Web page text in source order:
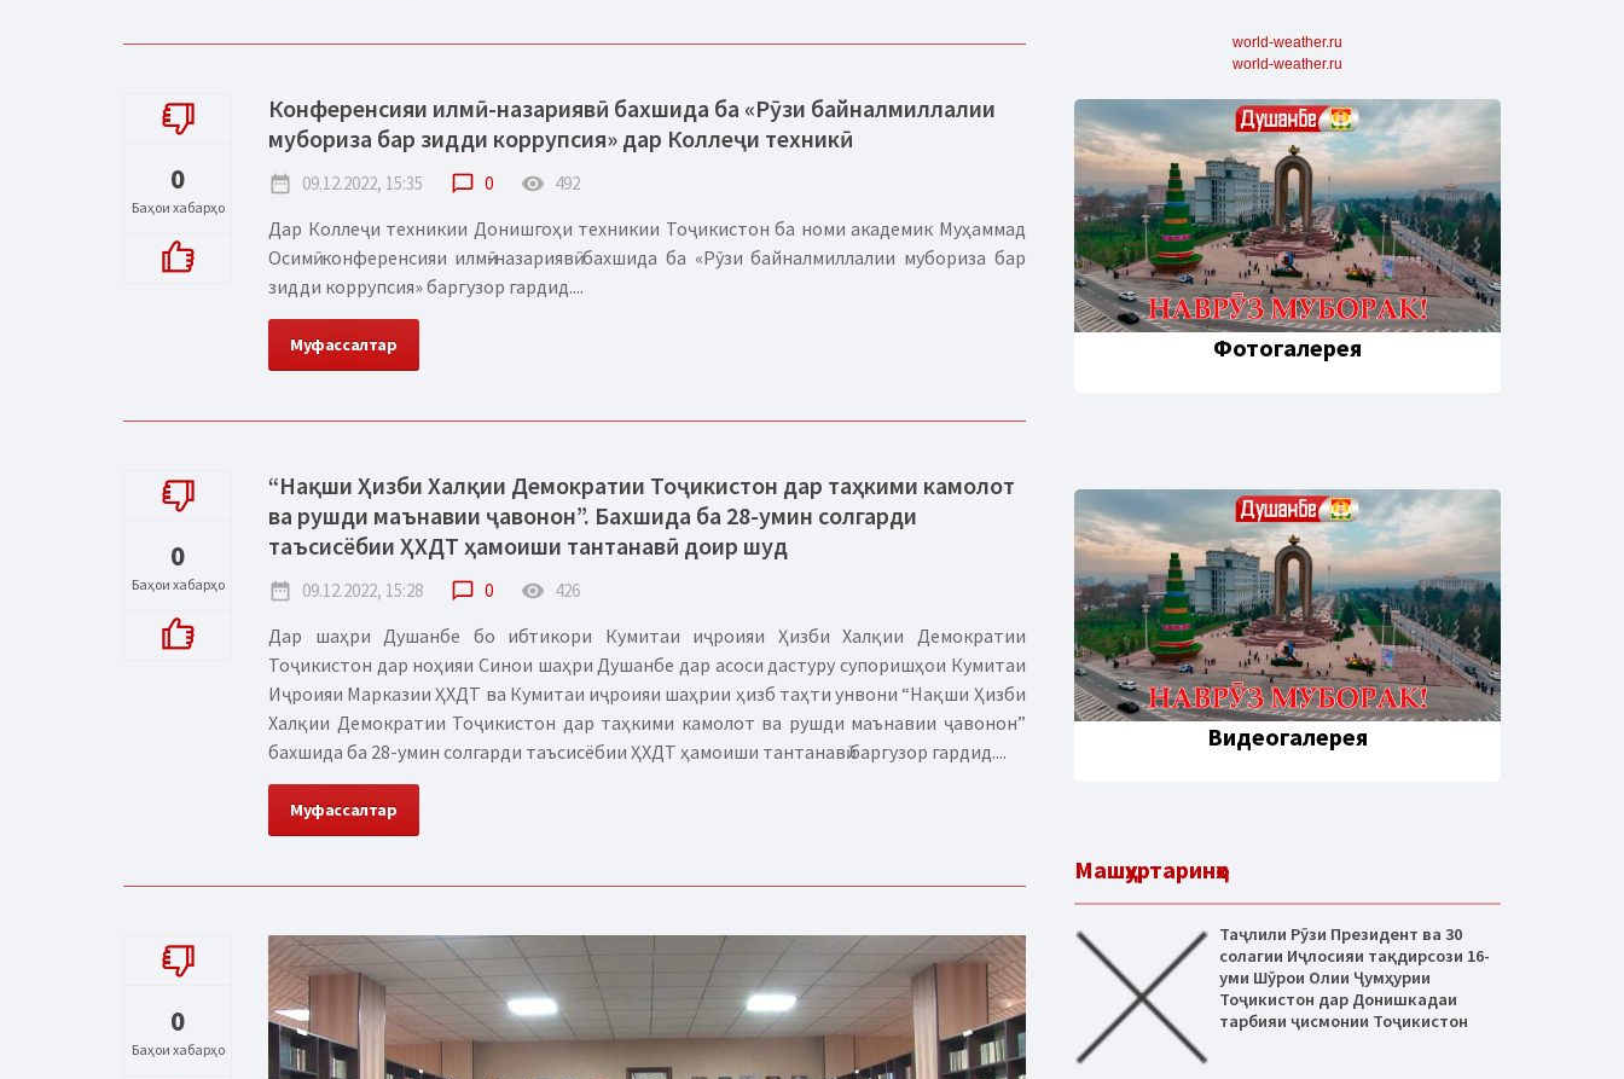
0
Баҳои хабарҳо
Конференсияи илмӣ-назариявӣ бахшида ба «Рӯзи байналмиллалии
мубориза бар зидди коррупсия» дар Коллеҷи техникӣ
date_range 09.12.2022, 15:35 chat_bubble_outline 0 remove_red_eye 492
Дар Коллеҷи техникии Донишгоҳи техникии Тоҷикистон ба номи академик Муҳаммад
Осимӣ конференсияи илмӣ-назариявӣ бахшида ба «Рӯзи байналмиллалии мубориза бар
зидди коррупсия» баргузор гардид....
Муфассалтар
0
Баҳои хабарҳо
“Нақши Ҳизби Халқии Демократии Тоҷикистон дар таҳкими камолот
ва рушди маънавии ҷавонон”. Бахшида ба 28-умин солгарди
таъсисёбии ҲХДТ ҳамоиши тантанавӣ доир шуд
date_range 09.12.2022, 15:28 chat_bubble_outline 0 remove_red_eye 426
Дар шаҳри Душанбе бо ибтикори Кумитаи иҷроияи Ҳизби Халқии Демократии
Тоҷикистон дар ноҳияи Синои шаҳри Душанбе дар асоси дастуру супоришҳои Кумитаи
Иҷроияи Марказии ҲХДТ ва Кумитаи иҷроияи шаҳрии ҳизб таҳти унвони “Нақши Ҳизби
Халқии Демократии Тоҷикистон дар таҳкими камолот ва рушди маънавии ҷавонон”
бахшида ба 28-умин солгарди таъсисёбии ҲХДТ ҳамоиши тантанавӣ баргузор гардид....
Муфассалтар
0
Баҳои хабарҳо
world-weather.ru
world-weather.ru
Фотогалерея
Видеогалерея
Машҳуртаринҳо
Таҷлили Рӯзи Президент ва 30
солагии Иҷлосияи тақдирсози 16-
уми Шӯрои Олии Ҷумҳурии
Тоҷикистон дар Донишкадаи
тарбияи ҷисмонии Тоҷикистон